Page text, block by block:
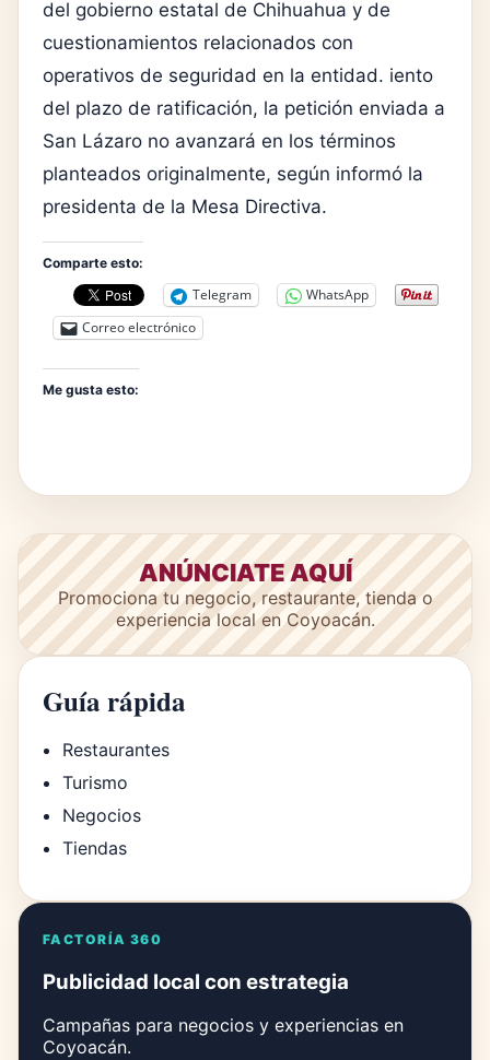
del gobierno estatal de Chihuahua y de
cuestionamientos relacionados con
operativos de seguridad en la entidad. iento
del plazo de ratificación, la petición enviada a
San Lázaro no avanzará en los términos
planteados originalmente, según informó la
presidenta de la Mesa Directiva.
Comparte esto:
Telegram
WhatsApp
Correo electrónico
Me gusta esto:
ANÚNCIATE AQUÍ
Promociona tu negocio, restaurante, tienda o
experiencia local en Coyoacán.
Guía rápida
Restaurantes
Turismo
Negocios
Tiendas
FACTORÍA 360
Publicidad local con estrategia
Campañas para negocios y experiencias en
Coyoacán.